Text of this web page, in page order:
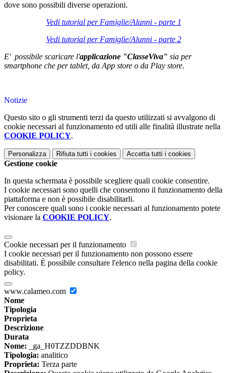
dove sono possibili diverse operazioni.
Vedi tutorial per Famiglie/Alunni - parte 1
Vedi tutorial per Famiglie/Alunni - parte 2
E' possibile scaricare l'applicazione "ClasseViva" sia per
smartphone che per tablet, da App store o da Play store.
Notizie
Questo sito o gli strumenti terzi da questo utilizzati si avvalgono di
cookie necessari al funzionamento ed utili alle finalità illustrate nella
COOKIE POLICY.
Personalizza Rifiuta tutti i cookies Accetta tutti i cookies
Gestione cookie
In questa schermata è possibile scegliere quali cookie consentire.
I cookie necessari sono quelli che consentono il funzionamento della
piattaforma e non è possibile disabilitarli.
Per conoscere quali sono i cookie necessari al funzionamento potete
visionare la COOKIE POLICY.
Cookie necessari per il funzionamento
I cookie necessari per il funzionamento non possono essere
disabilitati. È possibile consultare l'elenco nella pagina della cookie
policy.
www.calameo.com
Nome
Tipologia
Proprieta
Descrizione
Durata
Nome: _ga_H0TZZDDBNK
Tipologia: analitico
Proprieta: Terza parte